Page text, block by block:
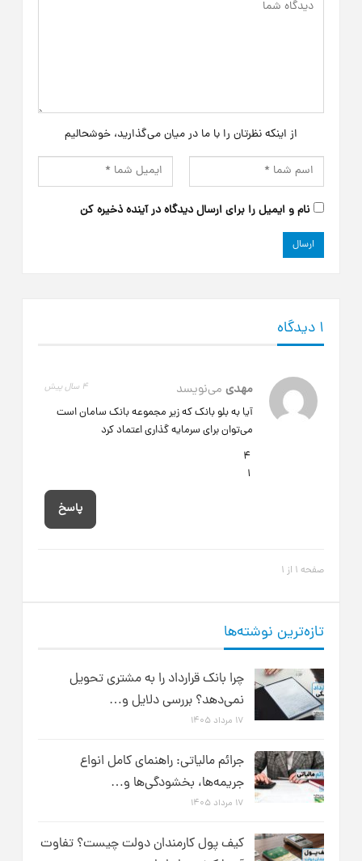
از اینکه نظرتان را با ما در میان می‌گذارید، خوشحالیم
نام و ایمیل را برای ارسال دیدگاه در آینده ذخیره کن
۱ دیدگاه
مهدی می‌نویسد 4 سال پیش
آیا به بلو بانک که زیر مجموعه بانک سامان است
می‌توان برای سرمایه گذاری اعتماد کرد
4
1
پاسخ
صفحه 1 از 1
تازه‌ترین نوشته‌ها
چرا بانک قرارداد را به مشتری تحویل
نمی‌دهد؟ بررسی دلایل و…
۱۷ مرداد ۱۴۰۵
جرائم مالیاتی: راهنمای کامل انواع
جریمه‌ها، بخشودگی‌ها و…
۱۷ مرداد ۱۴۰۵
کیف پول کارمندان دولت چیست؟ تفاوت